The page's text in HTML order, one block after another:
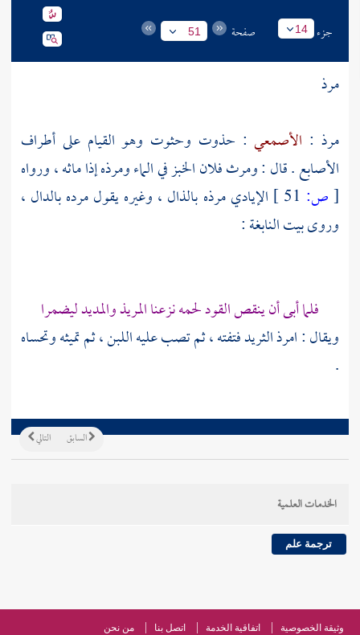
جزء 14 صفحة 51
مرذ
مرذ : الأصمعي : حذوت وحثوت وهو القيام على أطراف
الأصابع . قال : ومرث فلان الخبز في الماء ومرذه إذا ماثه ، ورواه
[ص:
الإيادي مرذه بالذال ، وغيره يقول مرده بالدال ،
وروى بيتالنابغة:
فلما أبى أن ينقص القود لحمه نزعنا المريذ والمديد ليضمرا
ويقال : امرذ الثريد فتفته ، ثم تصب عليه اللبن ، ثم تميثه وتحساه
.
التالي السابق
الخدمات العلمية
ترجمة علم
وثيقة الخصوصية اتفاقية الخدمة اتصل بنا من نحن